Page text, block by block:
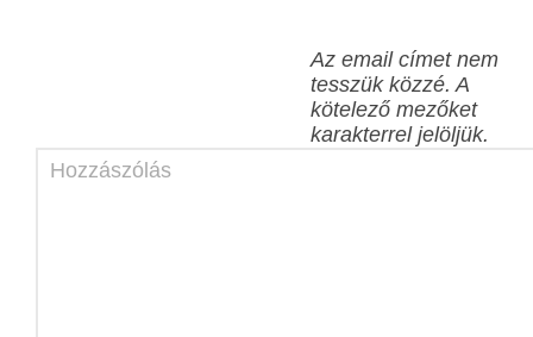
Az email címet nem
tesszük közzé. A
kötelező mezőket
karakterrel jelöljük.
Hozzászólás